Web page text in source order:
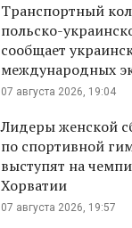
Транспортный
польско-
сообщает
международных
07 августа 2026, 19:04
Лидеры женской
по спортивной
выступят на
Хорватии
07 августа 2026, 19:57